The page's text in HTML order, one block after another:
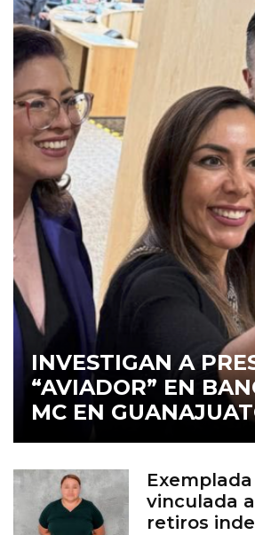
INVESTIGAN A
“AVIADOR” EN
MC EN
Exemplada
vinculada
retiros